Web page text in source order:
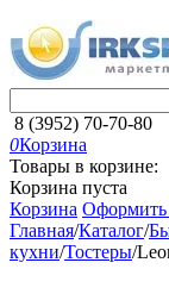
8 (3952) 70-70-80
0Корзина
Товары в корзине:
Корзина пуста
Корзина Оформить
Главная/Каталог/
кухни/Тостеры/